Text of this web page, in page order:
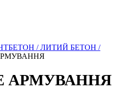
БЕТОН / ЛИТИЙ БЕТОН /
АРМУВАННЯ